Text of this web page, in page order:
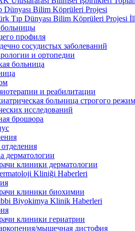
Dünyası Bilim Köprüleri Projesi
Tıp Dünyası Bilim Köprüleri Projesi
профиля
сосудистых заболеваний
и ортопедии
больница
и реабилитации
больница строгого
исследований
брошюра
дерматологии
клиники дерматологии
Kliniği Haberleri
клиники биохимии
Biyokimya Klinik Haberleri
клиники гериатрии
мышечная дистофия